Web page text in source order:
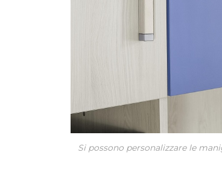
Si possono personalizzare le